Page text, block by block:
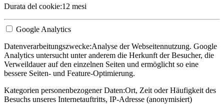
Durata del cookie:12 mesi
Google Analytics
Datenverarbeitungszwecke:Analyse der Webseitennutzung. Google
Analytics untersucht unter anderem die Herkunft der Besucher, die
Verweildauer auf den einzelnen Seiten und ermöglicht so eine
bessere Seiten- und Feature-Optimierung.
Kategorien personenbezogener Daten:Ort, Zeit oder Häufigkeit des
Besuchs unseres Internetauftritts, IP-Adresse (anonymisiert)